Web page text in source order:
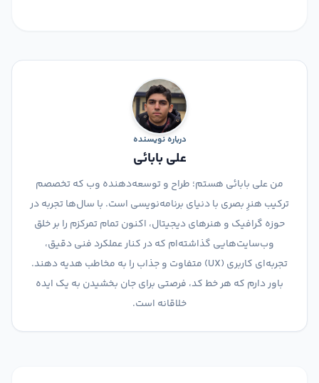
درباره نویسنده
علی بابائی
من علی بابائی هستم؛ طراح و توسعه‌دهنده وب که تخصصم
ترکیب هنرِ بصری با دنیای برنامه‌نویسی است. با سال‌ها تجربه در
حوزه گرافیک و هنرهای دیجیتال، اکنون تمام تمرکزم را بر خلق
وب‌سایت‌هایی گذاشته‌ام که در کنار عملکرد فنی دقیق،
تجربه‌ای کاربری (UX) متفاوت و جذاب را به مخاطب هدیه دهند.
باور دارم که هر خط کد، فرصتی برای جان بخشیدن به یک ایده
خلاقانه است.